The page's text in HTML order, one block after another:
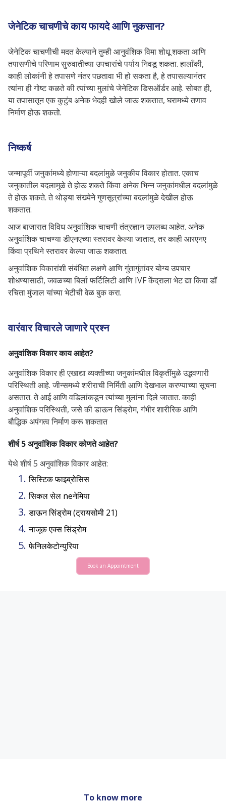
जेनेटिक चाचणीचे काय फायदे आणि नुकसान?
जेनेटिक चाचणीची मदत केल्याने तुम्ही आनुवंशिक विमा शोधू शकता आणि
तपासणीचे परिणाम सुरुवातीच्या उपचारांचे पर्याय निवडू शकता. हालाँकी,
काही लोकांनी हे तपासणे नंतर पछतावा भी हो सकता है, हे तपासल्यानंतर
त्यांना ही गोष्ट कळते की त्यांच्या मुलांचे जेनेटिक डिसऑर्डर आहे. सोबत ही,
या तपासातून एक कुटुंब अनेक भेदही खोले जाऊ शकतात, घरामध्ये तणाव
निर्माण होऊ शकतो.
निष्कर्ष
जन्मापूर्वी जनुकांमध्ये होणाऱ्या बदलांमुळे जनुकीय विकार होतात. एकाच
जनुकातील बदलामुळे ते होऊ शकते किंवा अनेक भिन्न जनुकांमधील बदलांमुळे
ते होऊ शकते. ते थोड्या संख्येने गुणसूत्रांच्या बदलांमुळे देखील होऊ
शकतात.
आज बाजारात विविध अनुवांशिक चाचणी तंत्रज्ञान उपलब्ध आहेत. अनेक
अनुवांशिक चाचण्या डीएनएच्या स्तरावर केल्या जातात, तर काही आरएनए
किंवा प्रथिने स्तरावर केल्या जाऊ शकतात.
अनुवांशिक विकारांशी संबंधित लक्षणे आणि गुंतागुंतांवर योग्य उपचार
शोधण्यासाठी, जवळच्या बिर्ला फर्टिलिटी आणि IVF केंद्राला भेट द्या किंवा डॉ
रचिता मुंजाल यांच्या भेटीची वेळ बुक करा.
वारंवार विचारले जाणारे प्रश्न
अनुवांशिक विकार काय आहेत?
अनुवांशिक विकार ही एखाद्या व्यक्तीच्या जनुकांमधील विकृतींमुळे उद्भवणारी
परिस्थिती आहे. जीन्समध्ये शरीराची निर्मिती आणि देखभाल करण्याच्या सूचना
असतात. ते आई आणि वडिलांकडून त्यांच्या मुलांना दिले जातात. काही
अनुवांशिक परिस्थिती, जसे की डाऊन सिंड्रोम, गंभीर शारीरिक आणि
बौद्धिक अपंगत्व निर्माण करू शकतात
शीर्ष 5 अनुवांशिक विकार कोणते आहेत?
येथे शीर्ष 5 अनुवांशिक विकार आहेत:
सिस्टिक फाइब्रोसिस
सिकल सेल neनेमिया
डाऊन सिंड्रोम (ट्रायसोमी 21)
नाजूक एक्स सिंड्रोम
फेनिलकेटोन्युरिया
Book an Appointment
To know more